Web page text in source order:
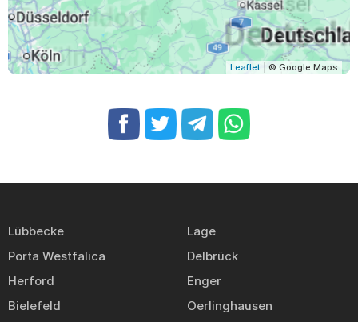
Leaflet | © Google Maps
Lübbecke
Lage
Porta Westfalica
Delbrück
Herford
Enger
Bielefeld
Oerlinghausen